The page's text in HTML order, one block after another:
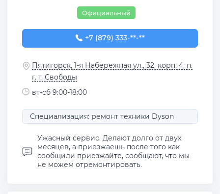
Официальный
+7 (879) 333-17-29
+7 (879) 333-**-**
Пятигорск, 1-я Набережная ул., 32, корп. 4, п.
г. т. Свободы
вт-сб 9:00-18:00
Специализация: ремонт техники Dyson
Ужасный сервис. Делают долго от двух
месяцев, а приезжаешь после того как
сообщили приезжайте, сообщают, что мы
не можем отремонтировать.